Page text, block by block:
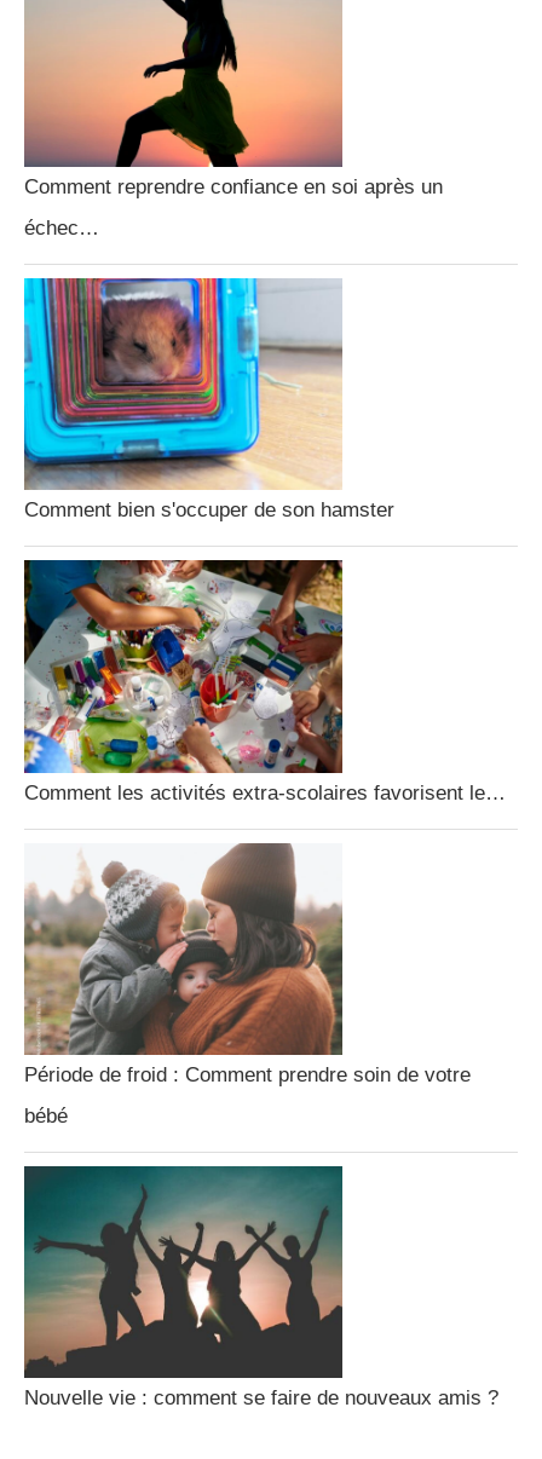
Comment reprendre confiance en soi après un
échec…
Comment bien s'occuper de son hamster
Comment les activités extra-scolaires favorisent le…
Période de froid : Comment prendre soin de votre
bébé
Nouvelle vie : comment se faire de nouveaux amis ?